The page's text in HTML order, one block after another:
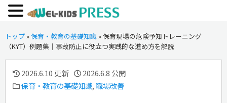
トップ»保育・教育の基礎知識»保育現場の危険予知トレーニング
（KYT）例題集｜事故防止に役立つ実践的な進め方を解説
2026.6.10 更新
2026.6.8 公開
保育・教育の基礎知識,職場改善